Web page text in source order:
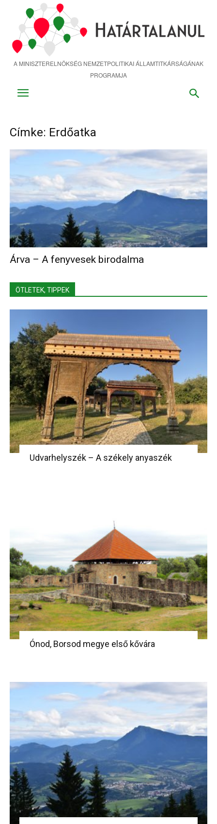
tartalomra
A MINISZTERELNÖKSÉG NEMZETPOLITIKAI ÁLLAMTITKÁRSÁGÁNAK
PROGRAMJA
Címke: Erdőatka
Árva – A fenyvesek birodalma
ÖTLETEK, TIPPEK
Udvarhelyszék – A székely anyaszék
Ónod, Borsod megye első kővára